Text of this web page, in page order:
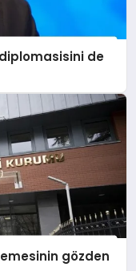
de
gözden